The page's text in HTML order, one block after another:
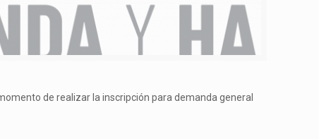
de realizar la inscripción para demanda general